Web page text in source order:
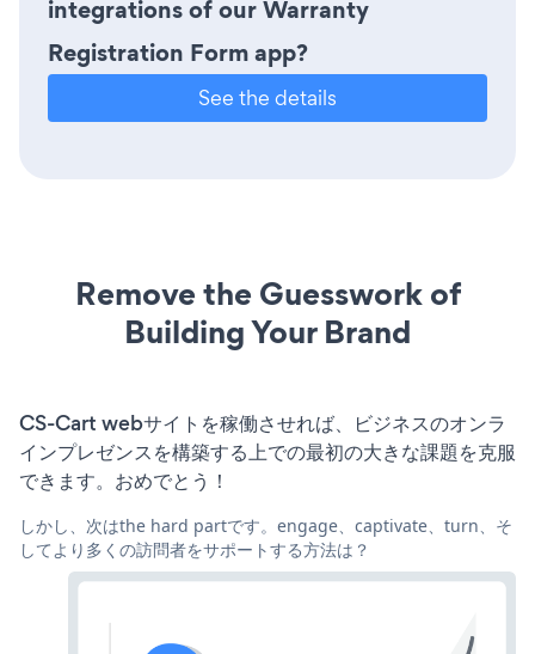
integrations of our Warranty
Registration Form app?
See the details
Remove the Guesswork of
Building Your Brand
CS-Cart webサイトを稼働させれば、ビジネスのオンラ
インプレゼンスを構築する上での最初の大きな課題を克服
できます。おめでとう！
しかし、次はthe hard partです。engage、captivate、turn、そ
してより多くの訪問者をサポートする方法は？